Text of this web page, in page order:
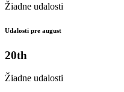
Žiadne udalosti
Udalosti pre august
20th
Žiadne udalosti